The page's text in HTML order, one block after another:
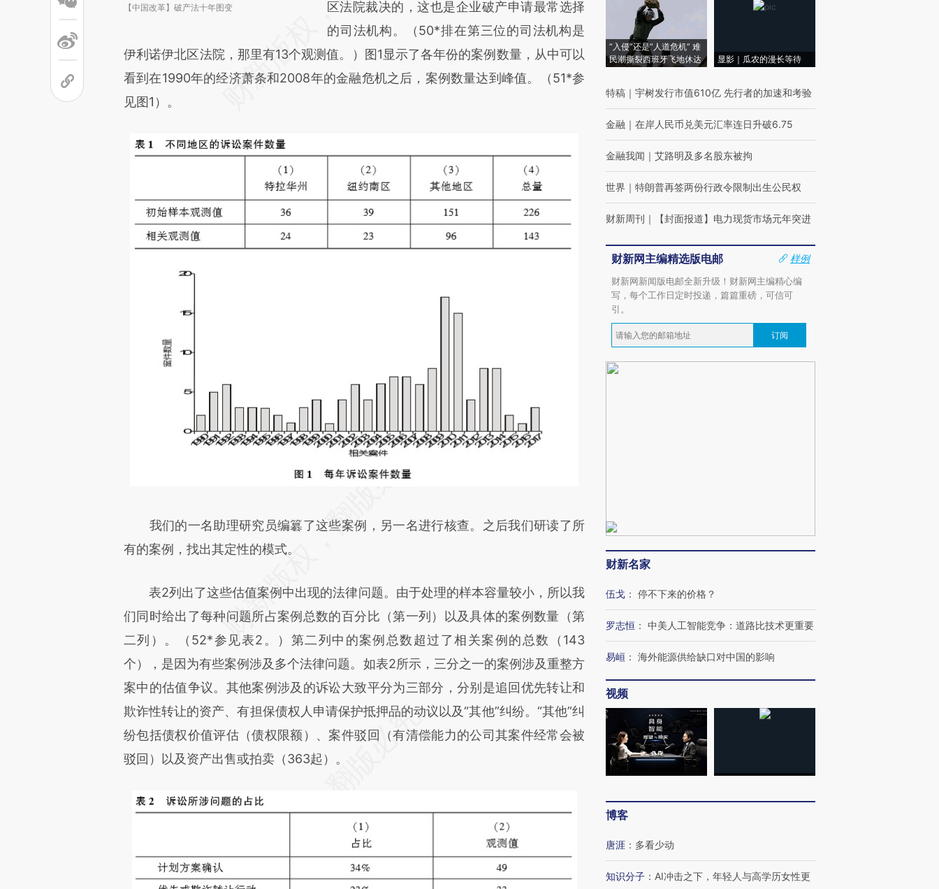
【中国改革】破产法十年图变
区法院裁决的，这也是企业破产申请最常选择
的司法机构。（50*排在第三位的司法机构是
伊利诺伊北区法院，那里有13个观测值。）图1显示了各年份的案例数量，从中可以
看到在1990年的经济萧条和2008年的金融危机之后，案例数量达到峰值。（51*参
见图1）。
我们的一名助理研究员编簒了这些案例，另一名进行核查。之后我们研读了所
有的案例，找出其定性的模式。
表2列出了这些估值案例中出现的法律问题。由于处理的样本容量较小，所以我
们同时给出了每种问题所占案例总数的百分比（第一列）以及具体的案例数量（第
二列）。（52*参见表2。）第二列中的案例总数超过了相关案例的总数（143
个），是因为有些案例涉及多个法律问题。如表2所示，三分之一的案例涉及重整方
案中的估值争议。其他案例涉及的诉讼大致平分为三部分，分别是追回优先转让和
欺诈性转让的资产、有担保债权人申请保护抵押品的动议以及“其他”纠纷。“其他”纠
纷包括债权价值评估（债权限额）、案件驳回（有清偿能力的公司其案件经常会被
驳回）以及资产出售或拍卖（363起）。
“入侵”还是“人道危机” 难
民潮撕裂西班牙飞地休达
显影｜瓜农的漫长等待
特稿 ｜ 宇树发行市值610亿 先行者的加速和考验
金融 ｜ 在岸人民币兑美元汇率连日升破6.75
金融我闻 ｜ 艾路明及多名股东被拘
世界 ｜ 特朗普再签两份行政令限制出生公民权
财新周刊 ｜ 【封面报道】电力现货市场元年突进
财新网主编精选版电邮
样例
财新网新闻版电邮全新升级！财新网主编精心编
写，每个工作日定时投递，篇篇重磅，可信可
引。
订阅
财新名家
伍戈 ： 停不下来的价格？
罗志恒 ： 中美人工智能竞争：道路比技术更重要
易峘 ： 海外能源供给缺口对中国的影响
视频
博客
唐涯 ： 多看少动
知识分子 ： AI冲击之下，年轻人与高学历女性更